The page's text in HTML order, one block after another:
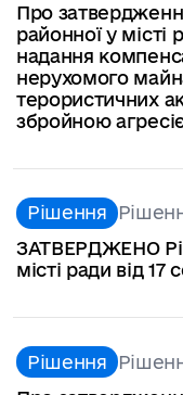
Про
районної у
надання
нерухомого
терористичних
збройною
Рішення
ЗАТВЕРДЖЕНО
місті ради від
Рішення